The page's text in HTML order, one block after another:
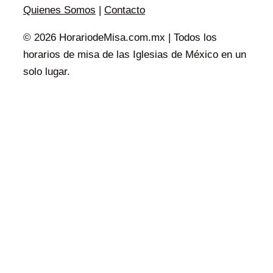
Quienes Somos | Contacto
© 2026 HorariodeMisa.com.mx | Todos los
horarios de misa de las Iglesias de México en un
solo lugar.